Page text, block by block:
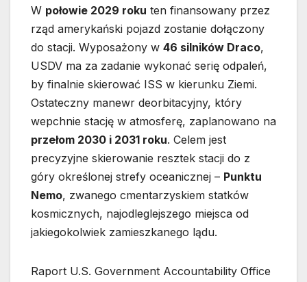
W połowie 2029 roku ten finansowany przez
rząd amerykański pojazd zostanie dołączony
do stacji. Wyposażony w 46 silników Draco,
USDV ma za zadanie wykonać serię odpaleń,
by finalnie skierować ISS w kierunku Ziemi.
Ostateczny manewr deorbitacyjny, który
wepchnie stację w atmosferę, zaplanowano na
przełom 2030 i 2031 roku. Celem jest
precyzyjne skierowanie resztek stacji do z
góry określonej strefy oceanicznej – Punktu
Nemo, zwanego cmentarzyskiem statków
kosmicznych, najodleglejszego miejsca od
jakiegokolwiek zamieszkanego lądu.
Raport U.S. Government Accountability Office